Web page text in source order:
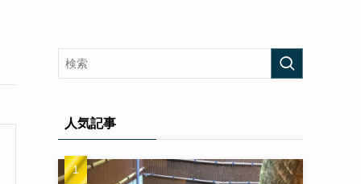
人気記事